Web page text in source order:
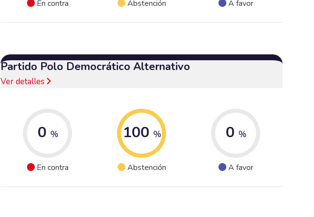
En contra Abstención A favor
Partido Polo Democrático Alternativo
Ver detalles
0 %
En contra
100 %
Abstención
0 %
A favor